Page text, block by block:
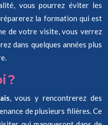
vous pourrez éviter les
la formation qui est
de votre visite, vous verrez
dans quelques années plus
?
, vous y rencontrerez des
de plusieurs filières. Ce